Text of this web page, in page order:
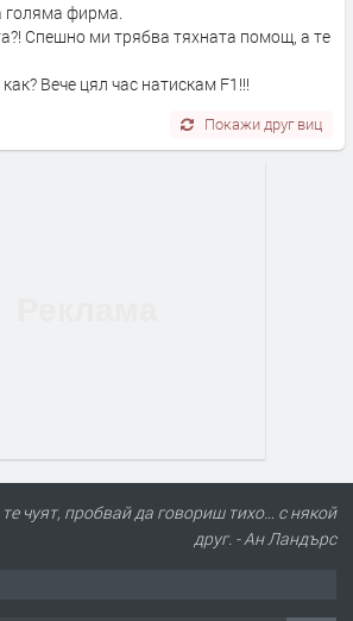
голяма фирма.
Спешно ми трябва тяхната помощ, а те
Вече цял час натискам F1!!!
Покажи друг виц
чуят, пробвай да говориш тихо… с някой
друг. - Ан Ландърс